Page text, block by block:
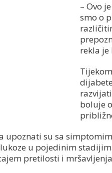
– Ovo
smo o
rekla je
boluje
upoznati su sa
u pojedinim
pretilosti i